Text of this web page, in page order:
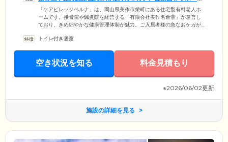
しています
「ケアビレッジペルナ」は、岡山県美作市栄町にある住宅型有料老人ホ
ームです。接骨院や鍼灸院を経営する「有限会社美作名倉堂」が運営し
ており、きめ細やかな健康管理体制が魅力。ご入居者様の急なおケガが
がら、迅速かつ適切に対応させていただきます。また、柔道整復師やは
一人おひとりの身体状況に合ったリハビリメニューを作成。いつまでも
お元気でご自分らしく暮らせるよう、サポートいたします。
トイレ付き居室
空き状況を知る 料金見積もり
※2026/06/02更新
施設の詳細を見る